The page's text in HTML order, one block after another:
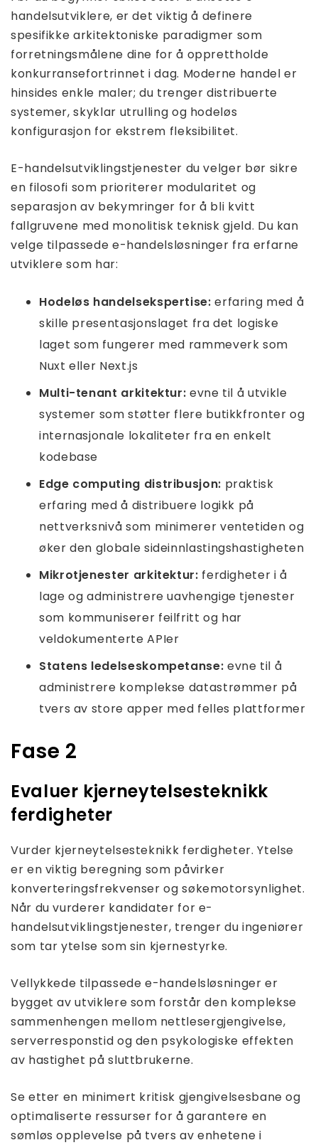
handelsutviklere, er det viktig å definere
spesifikke arkitektoniske paradigmer som
forretningsmålene dine for å opprettholde
konkurransefortrinnet i dag. Moderne handel er
hinsides enkle maler; du trenger distribuerte
systemer, skyklar utrulling og hodeløs
konfigurasjon for ekstrem fleksibilitet.
E-handelsutviklingstjenester du velger bør sikre
en filosofi som prioriterer modularitet og
separasjon av bekymringer for å bli kvitt
fallgruvene med monolitisk teknisk gjeld. Du kan
velge tilpassede e-handelsløsninger fra erfarne
utviklere som har:
Hodeløs handelsekspertise:erfaring med å
skille presentasjonslaget fra det logiske
laget som fungerer med rammeverk som
Nuxt eller Next.js
Multi-tenant arkitektur: evne til å utvikle
systemer som støtter flere butikkfronter og
internasjonale lokaliteter fra en enkelt
kodebase
Edge computing distribusjon: praktisk
erfaring med å distribuere logikk på
nettverksnivå som minimerer ventetiden og
øker den globale sideinnlastingshastigheten
Mikrotjenester arkitektur: ferdigheter i å
lage og administrere uavhengige tjenester
som kommuniserer feilfritt og har
veldokumenterte APIer
Statens ledelseskompetanse: evne til å
administrere komplekse datastrømmer på
tvers av store apper med felles plattformer
Fase 2
Evaluer kjerneytelsesteknikk
ferdigheter
Vurder kjerneytelsesteknikk ferdigheter. Ytelse
er en viktig beregning som påvirker
konverteringsfrekvenser og søkemotorsynlighet.
Når du vurderer kandidater for e-
handelsutviklingstjenester, trenger du ingeniører
som tar ytelse som sin kjernestyrke.
Vellykkede tilpassede e-handelsløsninger er
bygget av utviklere som forstår den komplekse
sammenhengen mellom nettlesergjengivelse,
serverresponstid og den psykologiske effekten
av hastighet på sluttbrukerne.
Se etter en minimert kritisk gjengivelsesbane og
optimaliserte ressurser for å garantere en
sømløs opplevelse på tvers av enhetene i